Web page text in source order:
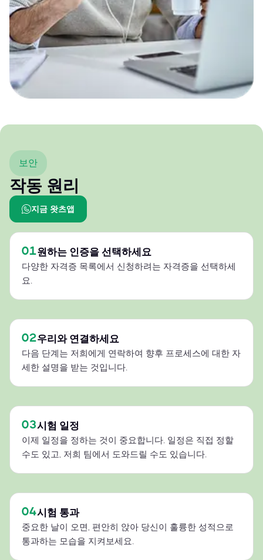
보안
작동 원리
지금 왓츠앱
01원하는 인증을 선택하세요
다양한 자격증 목록에서 신청하려는 자격증을 선택하세
요.
02우리와 연결하세요
다음 단계는 저희에게 연락하여 향후 프로세스에 대한 자
세한 설명을 받는 것입니다.
03시험 일정
이제 일정을 정하는 것이 중요합니다. 일정은 직접 정할
수도 있고, 저희 팀에서 도와드릴 수도 있습니다.
04시험 통과
중요한 날이 오면, 편안히 앉아 당신이 훌륭한 성적으로
통과하는 모습을 지켜보세요.